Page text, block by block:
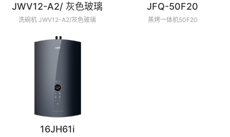
JWV12-A2/ 灰色玻璃
洗碗机 JWV12-A2/灰色玻璃
JFQ-50F20
蒸烤一体机50F20
16JH61i